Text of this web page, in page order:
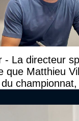
- La directeur
que Matthieu